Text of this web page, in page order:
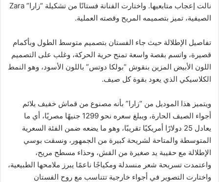
نالت إعجاب متابعيها. واختارت الفنانة فستانًا من تشكيلة “زارا” Zara
الصيفية، تميز بتصميمه المريح وقصته العملية.
تفاصيل الإطلالة حيث جاء الفستان بتصميم متوسط الطول وبأكمام
قصيرة، واتسم بقصة واسعة تمنح حرية الحركة، وغلب على التصميم
اللون الأبيض المزين بنقوش “بولكا دوتس” باللون الأسود، وهو النمط
الكلاسيكي الذي يعود بقوة كل صيف.
ويتميز هذا الموديل من “زارا” بأنه مصنوع من قماش خفيف يلائم
أجواء الصيف الحارة، ويبلغ سعره نحو 1299 جنيهًا مصريًا، أي ما
يعادل 25 دولارًا أمريكيًا تقريبًا، وهو ما يضعه ضمن الفئة السعرية
المتوسطة والمتاحة لشريحة كبيرة من الجمهور، ونسقت بوسي
الإطلالة مع حقيبة يد صغيرة من القش، وحذاء مسطح مريح،
واعتمدت تسريحة شعر منسدلة ومكياجًا ناعمًا يبرز ملامحها الطبيعية،
واختارت التصوير في أجواء خارجية تتناسب مع روح الفستان